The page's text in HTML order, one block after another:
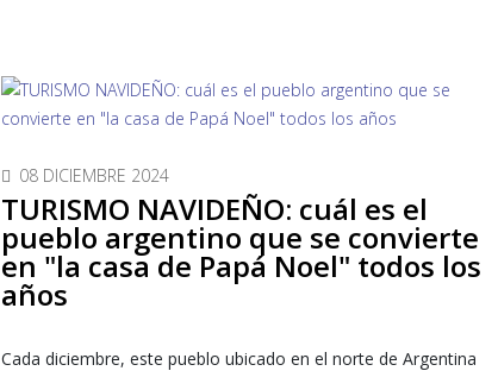
08 DICIEMBRE 2024
TURISMO NAVIDEÑO: cuál es el
pueblo argentino que se convierte
en "la casa de Papá Noel" todos los
años
Cada diciembre, este pueblo ubicado en el norte de Argentina